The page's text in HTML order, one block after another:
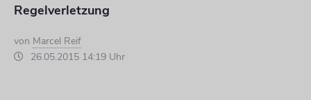
Regelverletzung
von Marcel Reif
26.05.2015 14:19 Uhr